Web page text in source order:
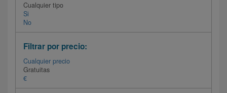
Cualquier tipo
Si
No
Filtrar por precio:
Cualquier precio
Gratuitas
€